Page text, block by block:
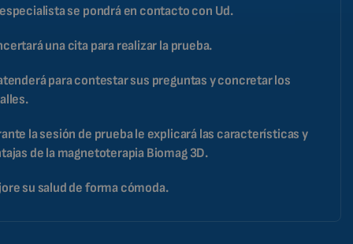
se pondrá en contacto con Ud.
una cita para realizar la prueba.
para contestar sus preguntas y concretar los
la sesión de prueba le explicará las características y
de la magnetoterapia Biomag 3D.
su salud de forma cómoda.
HINDI
ROMANIAN